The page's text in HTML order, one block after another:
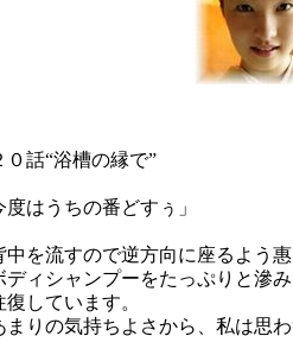
０話“浴槽の縁で”
度はうちの番どすぅ」
を流すので逆方向に座るよう惠
ィシャンプーをたっぷりと滲
復しています。
りの気持ちよさから、私は思わ